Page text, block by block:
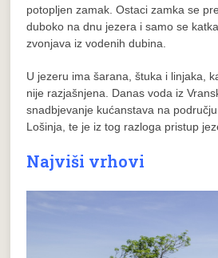
potopljen zamak. Ostaci zamka se
duboko na dnu jezera i samo se
zvonjava iz vodenih dubina.
U jezeru ima šarana, štuka i linjaka,
nije razjašnjena. Danas voda iz
snadbjevanje kućanstava na
Lošinja, te je iz tog razloga pristup
Najviši vrhovi